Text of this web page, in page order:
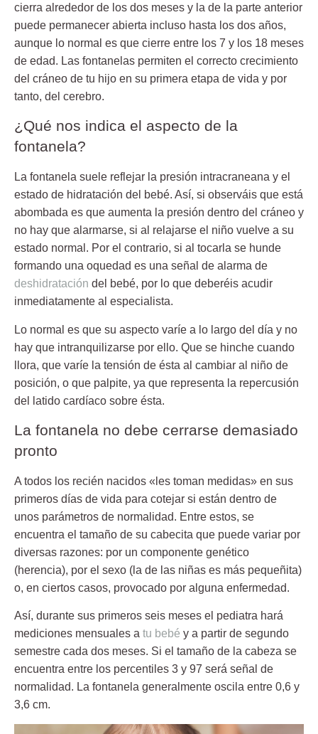
cierra alrededor de los dos meses y la de la parte anterior
puede permanecer abierta incluso hasta los dos años,
aunque lo normal es que cierre entre los 7 y los 18 meses
de edad. Las fontanelas permiten el correcto crecimiento
del cráneo de tu hijo en su primera etapa de vida y por
tanto, del cerebro.
¿Qué nos indica el aspecto de la
fontanela?
La fontanela suele reflejar la presión intracraneana y el
estado de hidratación del bebé. Así, si observáis que está
abombada es que aumenta la presión dentro del cráneo y
no hay que alarmarse, si al relajarse el niño vuelve a su
estado normal. Por el contrario, si al tocarla se hunde
formando una oquedad es una señal de alarma de
deshidratación del bebé, por lo que deberéis acudir
inmediatamente al especialista.
Lo normal es que su aspecto varíe a lo largo del día y no
hay que intranquilizarse por ello. Que se hinche cuando
llora, que varíe la tensión de ésta al cambiar al niño de
posición, o que palpite, ya que representa la repercusión
del latido cardíaco sobre ésta.
La fontanela no debe cerrarse demasiado
pronto
A todos los recién nacidos «les toman medidas» en sus
primeros días de vida para cotejar si están dentro de
unos parámetros de normalidad. Entre estos, se
encuentra el tamaño de su cabecita que puede variar por
diversas razones: por un componente genético
(herencia), por el sexo (la de las niñas es más pequeñita)
o, en ciertos casos, provocado por alguna enfermedad.
Así, durante sus primeros seis meses el pediatra hará
mediciones mensuales a tu bebé y a partir de segundo
semestre cada dos meses. Si el tamaño de la cabeza se
encuentra entre los percentiles 3 y 97 será señal de
normalidad. La fontanela generalmente oscila entre 0,6 y
3,6 cm.